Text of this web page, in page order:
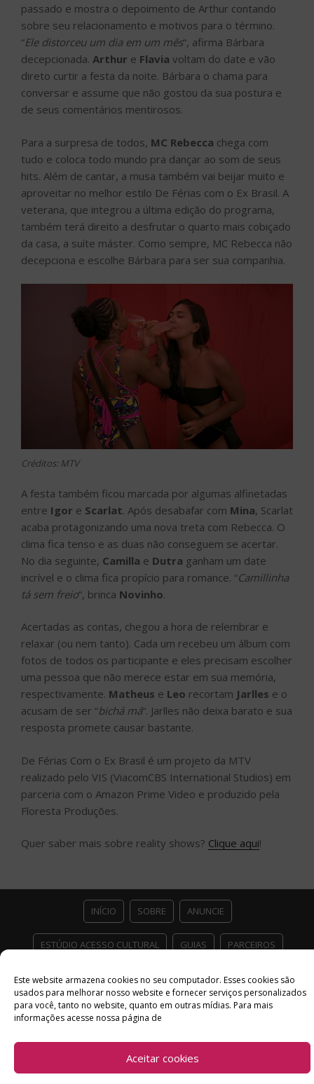
Este website armazena cookies no seu computador. Esses cookies são
usados ​​para melhorar nosso website e fornecer serviços personalizados
para você, tanto no website, quanto em outras mídias. Para mais
informações acesse nossa página de
Aceitar cookies
passado e mostra o depoimento de Arthur contando
sobre seu relacionamento e motivos para o término.
“Ele distorceu um dia em um mês“, afirma Bárbara
decepcionada. Arthur e Flavia voltam do date e vão
direto curtir a festa da noite. Bárbara o chama para
conversar e assume que não gostou da sua postura e
de seus comentários mentirosos.
Para a surpresa de todos, MC Rebecca chega com
tudo e coloca todo mundo pra dançar ao som de seus
hits. Além de cantar, a musa também vai beijar muito e
aproveitar no melhor estilo De Férias com o Ex Brasil. A
veterana, que integrou a última edição do programa,
também terá direito a desfrutar o quarto mais cobiçado
da casa, a suíte máster. Como sempre, MC Rebecca não
decepciona e escolhe Bárbara para ser sua companhia.
Créditos: MTV
A festa também ficou marcada por algumas alfinetadas
entre Igor e Scarlat. Após desabafar com Mina, Scarlat
acaba protagonizando uma nova treta com Rebecca. O
clima fica tenso e as duas não conseguem se acertar.
No dia seguinte, Camilla e Dutra ganham um date
incrível e o clima fica propício para romance. “Camillinha
tá sem freio“, brinca Novinho.
Acertadas as contas, chegou a hora de relembrar e
relaxar (ou nem tanto). Cada um recebeu um álbum com
fotos de todos os participante e eles precisam escolher
uma pessoa que não merece estar em sua memória,
respectivamente. Matheus e Leo recortam Jarlles e o
acusam de ser “bichá má“. Jarlles não deixa barato e sua
resposta promete causar bastante.
De Férias Com o Ex Brasil é um projeto da MTV
realizado pelo VIS (ViacomCBS International Studios) em
parceria com o Amazon Prime Video e produzido pela
Floresta Produções.
Quer saber mais sobre reality shows? Clique aqui!
INÍCIO SOBRE ANUNCIE
ESTÚDIO ACESSO CULTURAL GUIAS PARCEIROS
CONTATO POLÍTICA DE PRIVACIDADE
Facebook
TwitterInstagram
Youtube